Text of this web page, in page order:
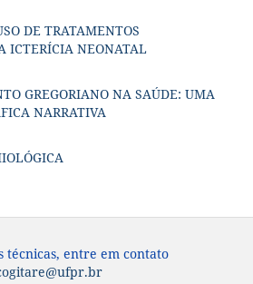
DE TRATAMENTOS
ICTERÍCIA NEONATAL
GREGORIANO NA SAÚDE: UMA
NARRATIVA
técnicas, entre em contato